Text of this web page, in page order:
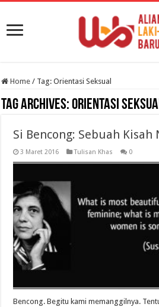
Home / Tag:Orientasi Seksual
Tag Archives:Orientasi
Si Bencong: Sebuah Kisah
3 Maret 2016 Tulisan Khas 0
Bencong. Begitu kami memanggilnya.